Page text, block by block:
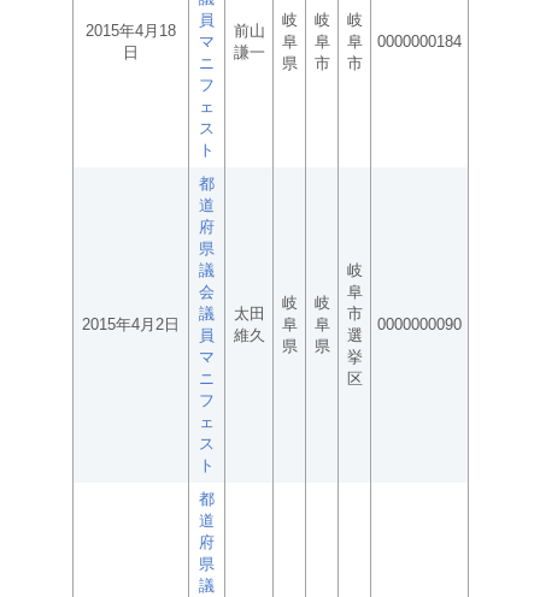
2015年4月18
日
員
マ
ニ
フ
ェ
ス
ト
前山
謙一
岐
阜
県
岐
阜
市
岐
阜
市
0000000184
2015年4月2日
都
道
府
県
議
会
議
員
マ
ニ
フ
ェ
ス
ト
太田
維久
岐
阜
県
岐
阜
県
岐
阜
市
選
挙
区
0000000090
都
道
府
県
議